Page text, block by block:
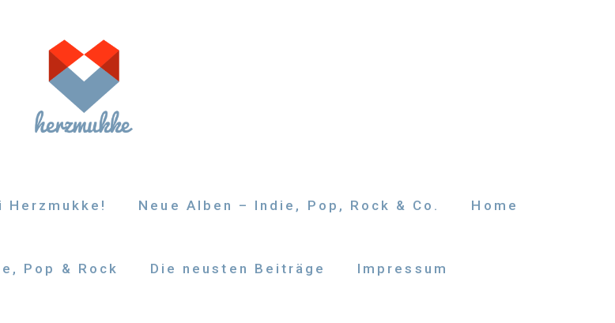
Neue Alben – Indie, Pop, Rock & Co. Home
Pop & Rock Die neusten Beiträge Impressum